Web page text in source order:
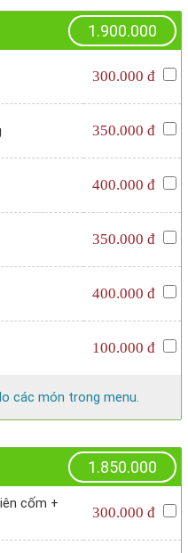
1.900.000
300.000 đ
350.000 đ
400.000 đ
350.000 đ
400.000 đ
100.000 đ
các món trong menu.
1.850.000
cốm +
300.000 đ